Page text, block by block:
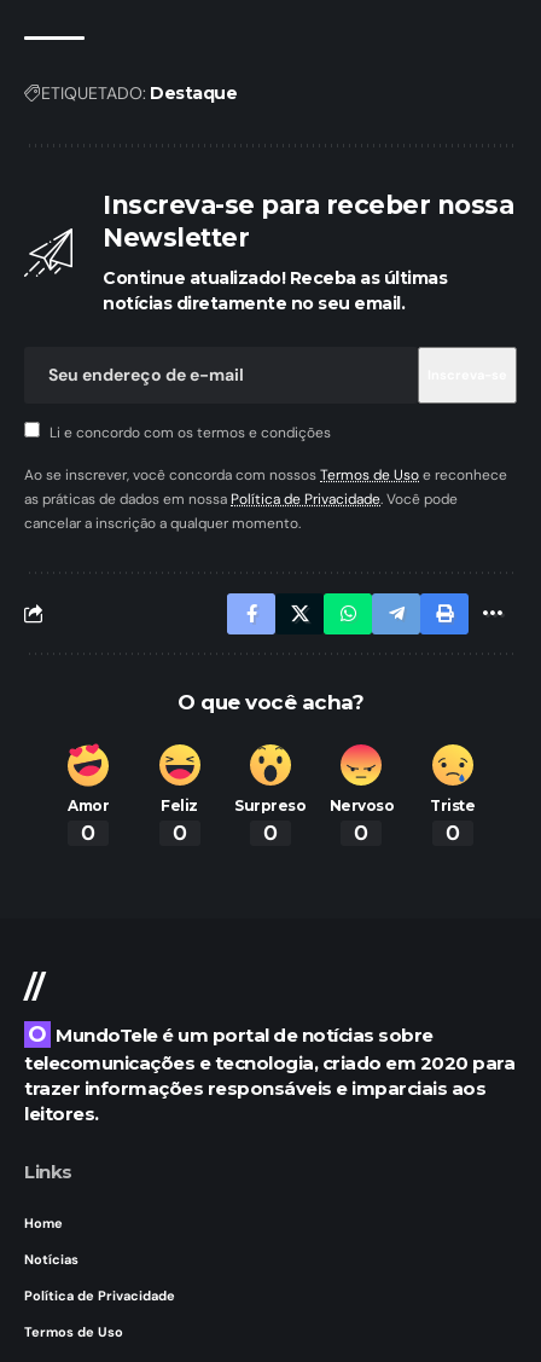
ETIQUETADO: Destaque
Inscreva-se para receber nossa
Newsletter
Continue atualizado! Receba as últimas
notícias diretamente no seu email.
Li e concordo com os termos e condições
Ao se inscrever, você concorda com nossosTermos de Usoe reconhece
as práticas de dados em nossaPolítica de Privacidade. Você pode
cancelar a inscrição a qualquer momento.
O que você acha?
Amor
0
Feliz
0
Surpreso
0
Nervoso
0
Triste
0
//
O MundoTele é um portal de notícias sobre
telecomunicações e tecnologia, criado em 2020 para
trazer informações responsáveis e imparciais aos
leitores.
Links
Home
Notícias
Política de Privacidade
Termos de Uso